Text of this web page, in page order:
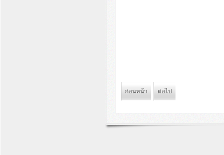
ก่อนหน้า ต่อไป